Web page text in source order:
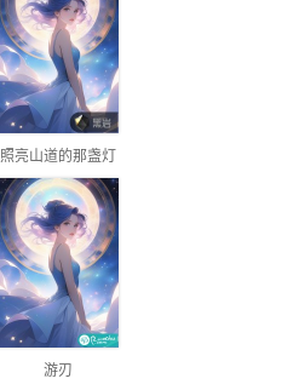
照亮山道的那盏灯
游刃